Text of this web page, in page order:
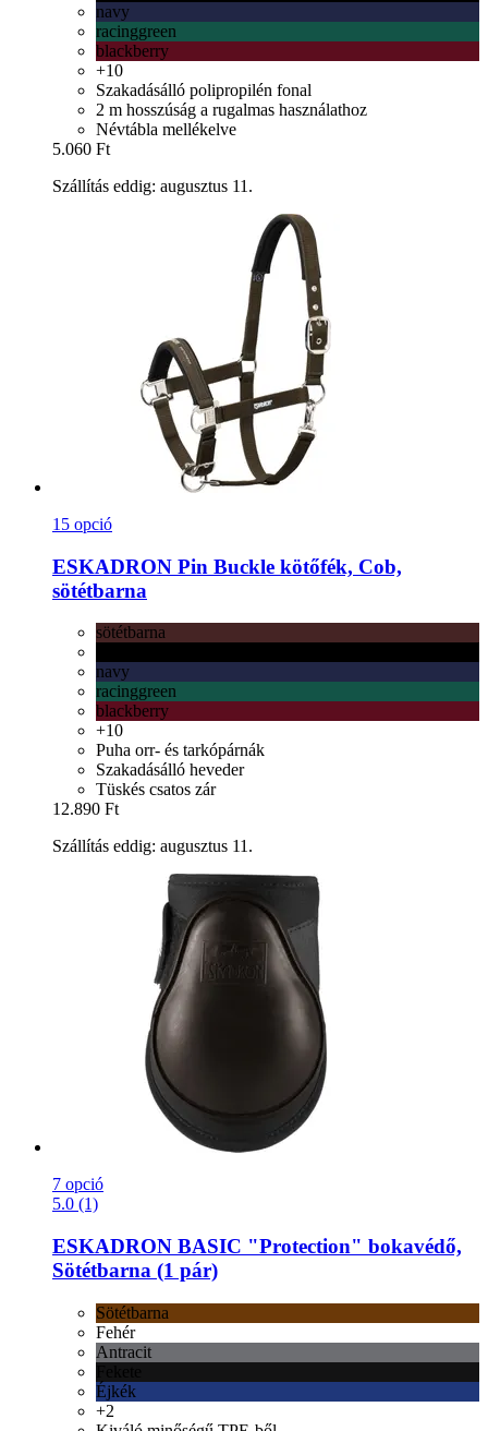
navy
racinggreen
blackberry
+10
Szakadásálló polipropilén fonal
2 m hosszúság a rugalmas használathoz
Névtábla mellékelve
5.060 Ft
Szállítás eddig: augusztus 11.
15 opció
ESKADRON Pin Buckle kötőfék, Cob,
sötétbarna
sötétbarna
navy
racinggreen
blackberry
+10
Puha orr- és tarkópárnák
Szakadásálló heveder
Tüskés csatos zár
12.890 Ft
Szállítás eddig: augusztus 11.
7 opció
5.0 (1)
ESKADRON BASIC "Protection" bokavédő,
Sötétbarna (1 pár)
Sötétbarna
Fehér
Antracit
Éjkék
+2